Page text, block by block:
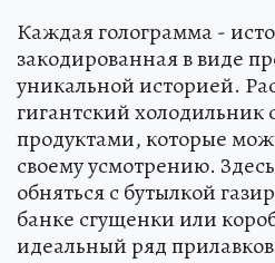
Каждая голограмма -
закодированная в виде
уникальной историей.
гигантский
продуктами, которые
своему усмотрению.
обняться с бутылкой
банке сгущенки или
идеальный ряд